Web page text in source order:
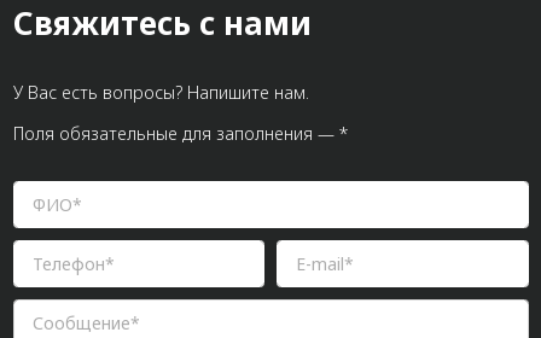
Свяжитесь с нами
У Вас есть вопросы? Напишите нам.
Поля обязательные для заполнения — *